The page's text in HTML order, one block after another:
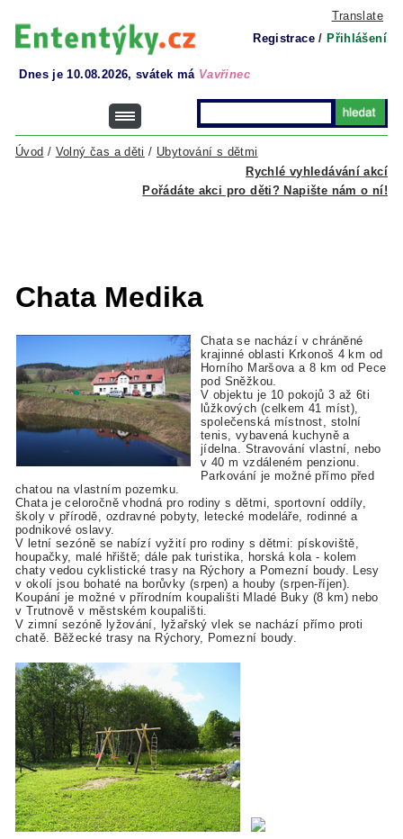
Translate
Registrace / Přihlášení
Dnes je 10.08.2026, svátek má Vavřinec
Rychlé vyhledávání akcí
Úvod / Volný čas a děti / Ubytování s dětmi
Pořádáte akci pro děti? Napište nám o ní!
Chata Medika
Chata se nachází v chráněné
krajinné oblasti Krkonoš 4 km od
Horního Maršova a 8 km od Pece
pod Sněžkou.
V objektu je 10 pokojů 3 až 6ti
lůžkových (celkem 41 míst),
společenská místnost, stolní
tenis, vybavená kuchyně a
jídelna. Stravování vlastní, nebo
v 40 m vzdáleném penzionu.
Parkování je možné přímo před
chatou na vlastním pozemku.
Chata je celoročně vhodná pro rodiny s dětmi, sportovní oddíly,
školy v přírodě, ozdravné pobyty, letecké modeláře, rodinné a
podnikové oslavy.
V letní sezóně se nabízí vyžití pro rodiny s dětmi: pískoviště,
houpačky, malé hřiště; dále pak turistika, horská kola - kolem
chaty vedou cyklistické trasy na Rýchory a Pomezní boudy. Lesy
v okolí jsou bohaté na borůvky (srpen) a houby (srpen-říjen).
Koupání je možné v přírodním koupališti Mladé Buky (8 km) nebo
v Trutnově v městském koupališti.
V zimní sezóně lyžování, lyžařský vlek se nachází přímo proti
chatě. Běžecké trasy na Rýchory, Pomezní boudy.